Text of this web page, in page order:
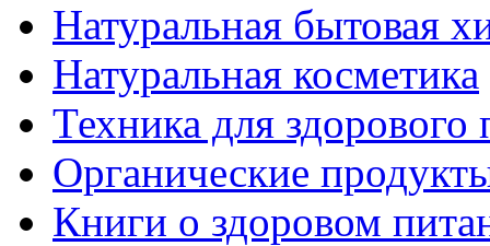
Натуральная бытовая
Натуральная косметика
Техника для здорового
Органические
Книги о здоровом